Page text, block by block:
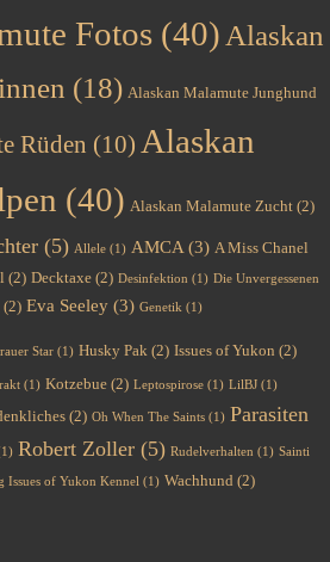
Fotos (40) Alaskan
(18) Alaskan Malamute Junghund
Rüden (10) Alaskan
(40) Alaskan Malamute Zucht (2)
(5) Allele (1) AMCA (3) A Miss Chanel
(2) Decktaxe (2) Desinfektion (1) Die Unvergessenen
(2) Eva Seeley (3) Genetik (1)
Star (1) Husky Pak (2) Issues of Yukon (2)
(1) Kotzebue (2) Leptospirose (1) LilBJ (1)
(2) Oh When The Saints (1) Parasiten
Robert Zoller (5) Rudelverhalten (1) Sainti
Issues of Yukon Kennel (1) Wachhund (2)